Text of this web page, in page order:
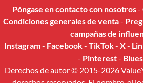
Póngase en contacto con nosotros-
Condiciones generales de venta-
campañas de
Instagram- Facebook- TikTok- X-
- Pinterest-
Derechos de autor © 2015-2026